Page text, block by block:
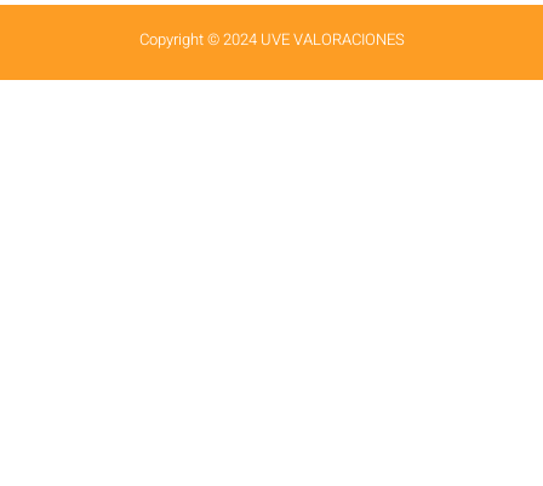
Copyright © 2024 UVE VALORACIONES